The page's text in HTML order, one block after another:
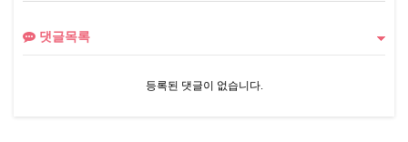
댓글목록
등록된 댓글이 없습니다.